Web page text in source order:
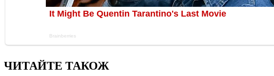
ЧИТАЙТЕ ТАКОЖ